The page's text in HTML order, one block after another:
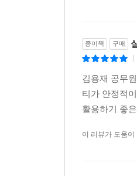
종이책 구매
김용재 공무
티가 안정적
활용하기 좋
이 리뷰가 도움이